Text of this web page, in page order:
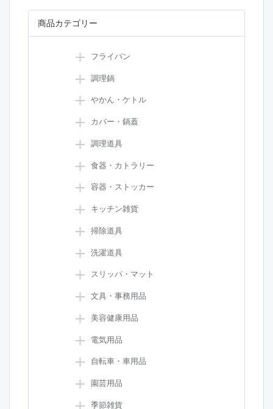
商品カテゴリー
フライパン
調理鍋
やかん・ケトル
カバー・鍋蓋
調理道具
食器・カトラリー
容器・ストッカー
キッチン雑貨
掃除道具
洗濯道具
スリッパ・マット
文具・事務用品
美容健康用品
電気用品
自転車・車用品
園芸用品
季節雑貨